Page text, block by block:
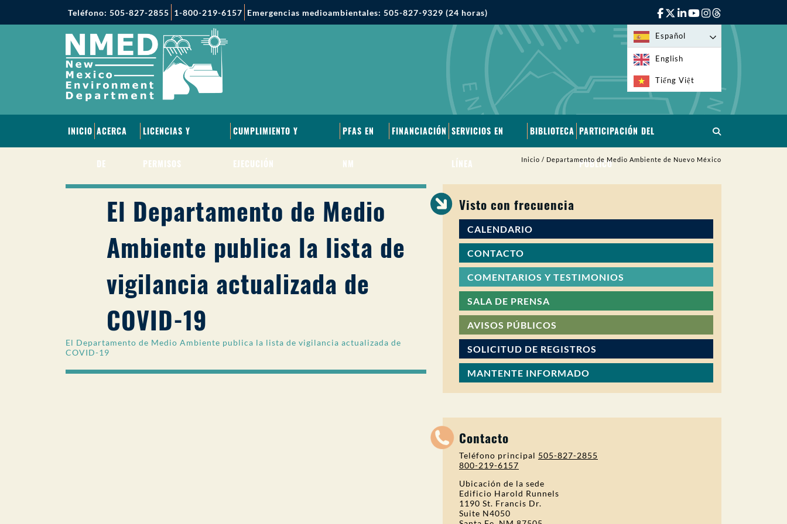
Teléfono: 505-827-2855 1-800-219-6157 Emergencias medioambientales: 505-827-9329 (24 horas)
Español
English
Tiếng Việt
INICIO ACERCA
DE
LICENCIAS Y
PERMISOS
CUMPLIMIENTO Y
EJECUCIÓN
PFAS EN
NM
FINANCIACIÓN SERVICIOS EN
LÍNEA
BIBLIOTECA PARTICIPACIÓN DEL
PÚBLICO
Inicio / Departamento de Medio Ambiente de Nuevo México
El Departamento de Medio
Ambiente publica la lista de
vigilancia actualizada de
COVID-19
El Departamento de Medio Ambiente publica la lista de vigilancia actualizada de
COVID-19
Visto con frecuencia
CALENDARIO
CONTACTO
COMENTARIOS Y TESTIMONIOS
SALA DE PRENSA
AVISOS PÚBLICOS
SOLICITUD DE REGISTROS
MANTENTE INFORMADO
Contacto
Teléfono principal 505-827-2855
800-219-6157
Ubicación de la sede
Edificio Harold Runnels
1190 St. Francis Dr.
Suite N4050